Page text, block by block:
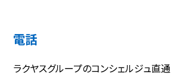
電話
ラクヤスグループのコンシェルジュ直通